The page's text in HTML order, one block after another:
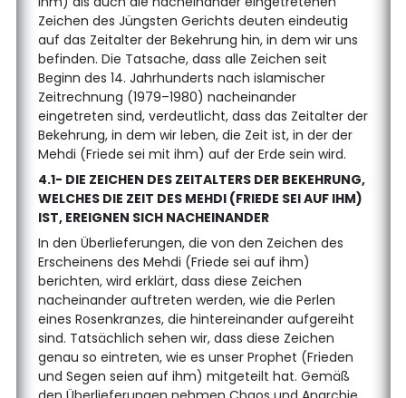
Zeichen des Jüngsten Gerichts deuten eindeutig
auf das Zeitalter der Bekehrung hin, in dem wir uns
befinden. Die Tatsache, dass alle Zeichen seit
Beginn des 14. Jahrhunderts nach islamischer
Zeitrechnung (1979–1980) nacheinander
eingetreten sind, verdeutlicht, dass das Zeitalter der
Bekehrung, in dem wir leben, die Zeit ist, in der der
Mehdi (Friede sei mit ihm) auf der Erde sein wird.
4.1- DIE ZEICHEN DES ZEITALTERS DER BEKEHRUNG,
WELCHES DIE ZEIT DES MEHDI (FRIEDE SEI AUF IHM)
IST, EREIGNEN SICH NACHEINANDER
In den Überlieferungen, die von den Zeichen des
Erscheinens des Mehdi (Friede sei auf ihm)
berichten, wird erklärt, dass diese Zeichen
nacheinander auftreten werden, wie die Perlen
eines Rosenkranzes, die hintereinander aufgereiht
sind. Tatsächlich sehen wir, dass diese Zeichen
genau so eintreten, wie es unser Prophet (Frieden
und Segen seien auf ihm) mitgeteilt hat. Gemäß